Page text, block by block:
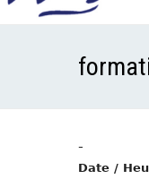
-
Date /